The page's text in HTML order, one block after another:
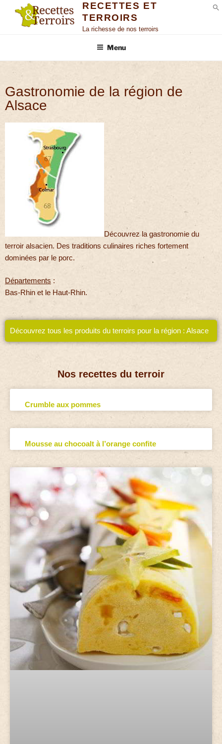
RECETTES ET
TERROIRS
La richesse de nos terroirs
Menu
Gastronomie de la région de
Alsace
Découvrez la gastronomie du
terroir alsacien. Des traditions culinaires riches fortement
dominées par le porc.
Départements :
Bas-Rhin et le Haut-Rhin.
Découvrez tous les produits du terroirs pour la région : Alsace
Nos recettes du terroir
Crumble aux pommes
Mousse au chocoalt à l’orange confite